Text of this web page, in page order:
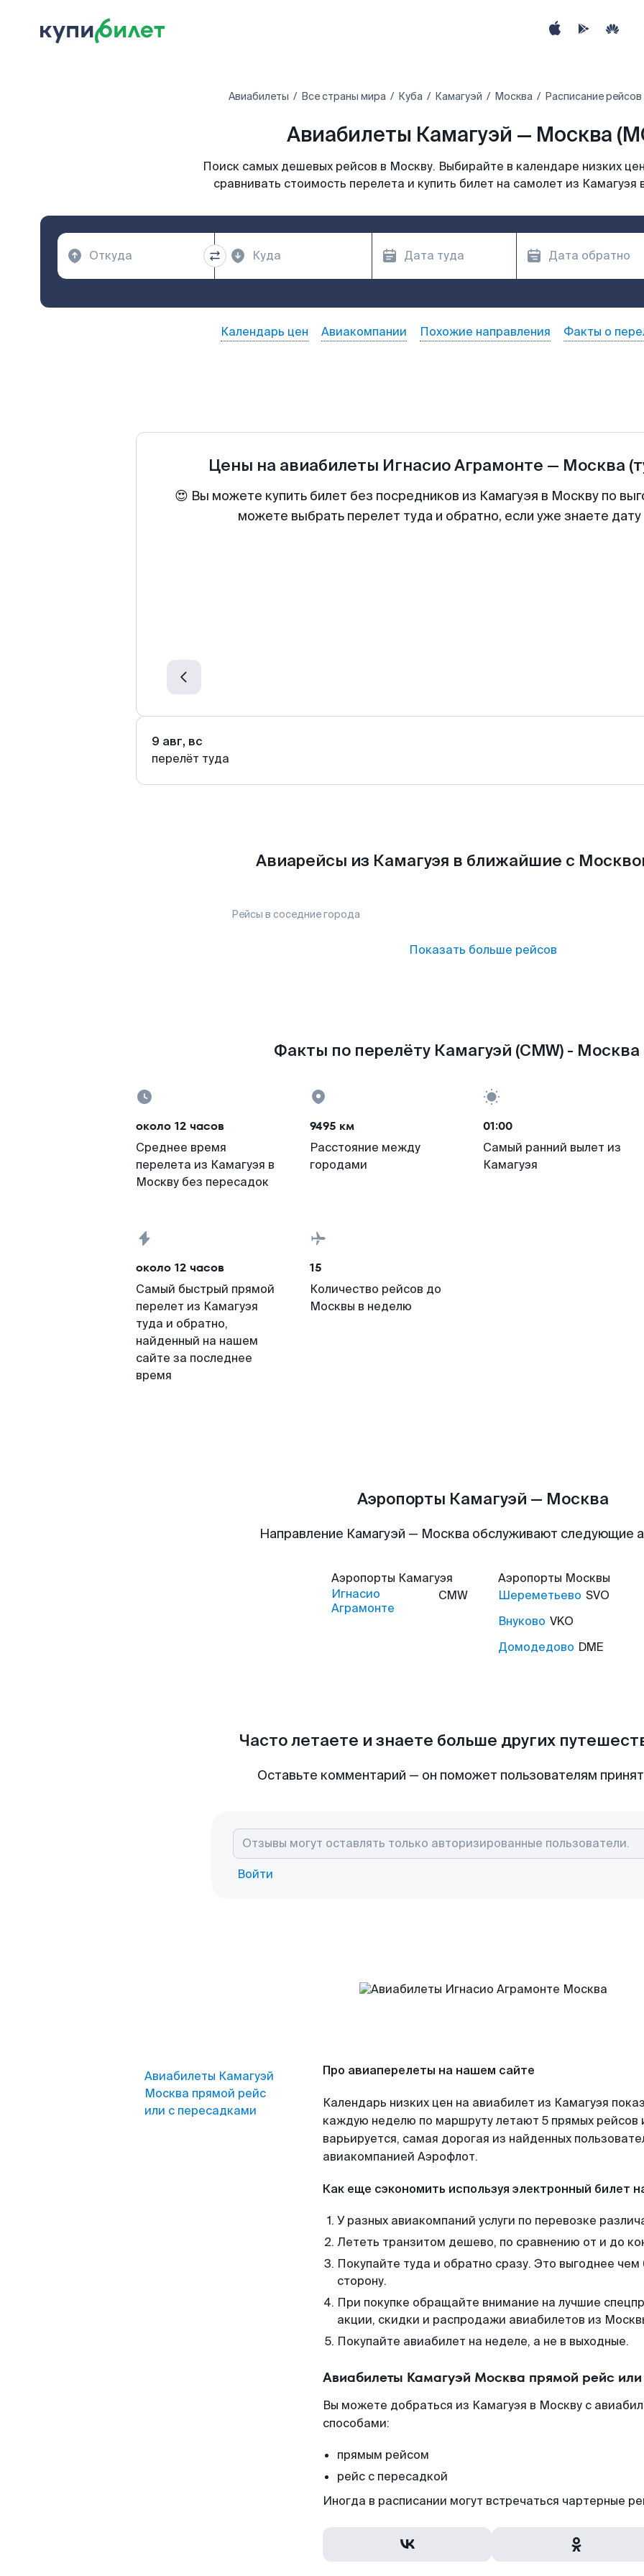
Авиабилеты Все страны мира Куба Камагуэй Москва Расписание
Авиабилеты Камагуэй — Москва
Поиск самых дешевых рейсов в Москву. Выбирайте в календаре низких
сравнивать стоимость перелета и купить билет на самолет из Камагуэя
Календарь цен Авиакомпании Похожие направления Факты о
Цены на авиабилеты Игнасио Аграмонте — Москва
😍 Вы можете купить билет без посредников из Камагуэя в Москву по
можете выбрать перелет туда и обратно, если уже знаете
9 авг, вс
перелёт туда
Авиарейсы из Камагуэя в ближайшие с
Рейсы в соседние города
Показать больше рейсов
Факты по перелёту Камагуэй (CMW) - Москва
около 12 часов
Среднее время
перелета из Камагуэя в
Москву без пересадок
9495 км
Расстояние между
городами
01:00
Самый ранний вылет из
Камагуэя
около 12 часов
Самый быстрый прямой
перелет из Камагуэя
туда и обратно,
найденный на нашем
сайте за последнее
время
15
Количество рейсов до
Москвы в неделю
Аэропорты Камагуэй — Москва
Направление Камагуэй — Москва обслуживают следующие
Аэропорты Камагуэя
Игнасио
Аграмонте
CMW
Аэропорты Москвы
Шереметьево SVO
Внуково VKO
Домодедово DME
Часто летаете и знаете больше других
Оставьте комментарий — он поможет пользователям
Войти
Авиабилеты Камагуэй
Москва прямой рейс
или с пересадками
Про авиаперелеты на нашем сайте
Календарь низких цен на авиабилет из Камагуэя
каждую неделю по маршруту летают 5 прямых рейсов
варьируется, самая дорогая из найденных
авиакомпанией Аэрофлот.
Как еще сэкономить используя электронный билет
У разных авиакомпаний услуги по перевозке
Лететь транзитом дешево, по сравнению от и до
Покупайте туда и обратно сразу. Это выгоднее
сторону.
При покупке обращайте внимание на лучшие
акции, скидки и распродажи авиабилетов из
Покупайте авиабилет на неделе, а не в выходные.
Авиабилеты Камагуэй Москва прямой рейс
Вы можете добраться из Камагуэя в Москву с
способами:
прямым рейсом
рейс с пересадкой
Иногда в расписании могут встречаться чартерные